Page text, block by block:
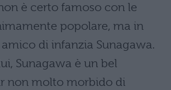
è certo famoso con le
popolare, ma in
di infanzia Sunagawa.
Sunagawa è un bel
non molto morbido di